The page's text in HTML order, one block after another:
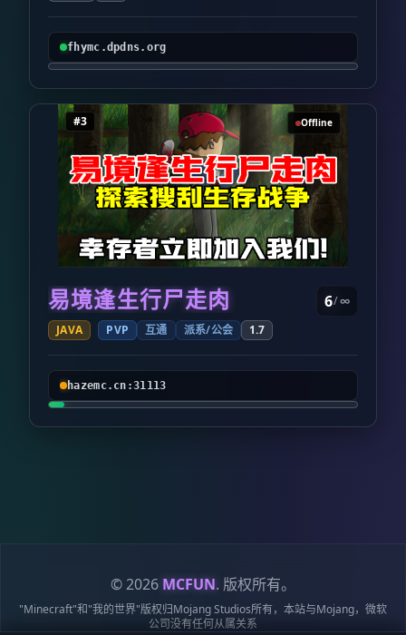
fhymc.dpdns.org
#3 Offline
易境逢生行尸走肉
JAVA PVP 互通 派系/公会 1.7
6/ ∞
hazemc.cn:31113
© 2026 MCFUN. 版权所有。
"Minecraft"和"我的世界"版权归Mojang Studios所有，本站与Mojang，微软
公司没有任何从属关系